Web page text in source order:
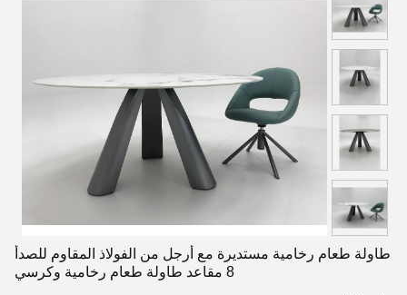
طاولة طعام رخامية مستديرة مع أرجل من الفولاذ المقاوم للصدأ
8 مقاعد طاولة طعام رخامية وكرسي